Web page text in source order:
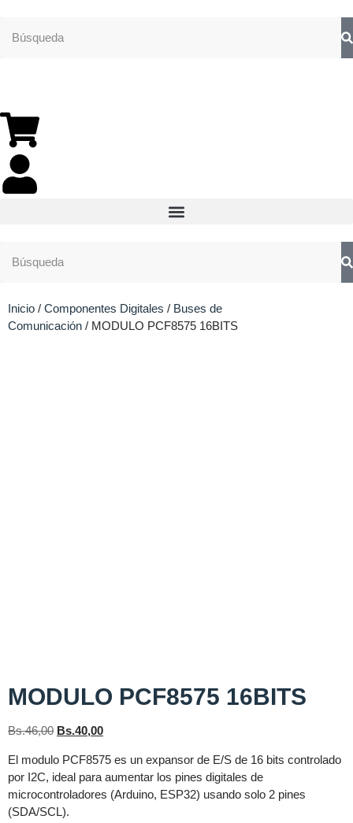
Inicio / Componentes Digitales / Buses de
Comunicación / MODULO PCF8575 16BITS
MODULO PCF8575 16BITS
Bs.46,00 Bs.40,00
El modulo PCF8575 es un expansor de E/S de 16 bits controlado
por I2C, ideal para aumentar los pines digitales de
microcontroladores (Arduino, ESP32) usando solo 2 pines
(SDA/SCL).